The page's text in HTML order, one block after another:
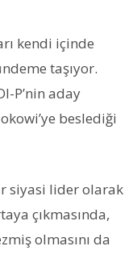
kendi içinde
taşıyor.
P’nin aday
beslediği
siyasi lider olarak
çıkmasında,
olmasını da